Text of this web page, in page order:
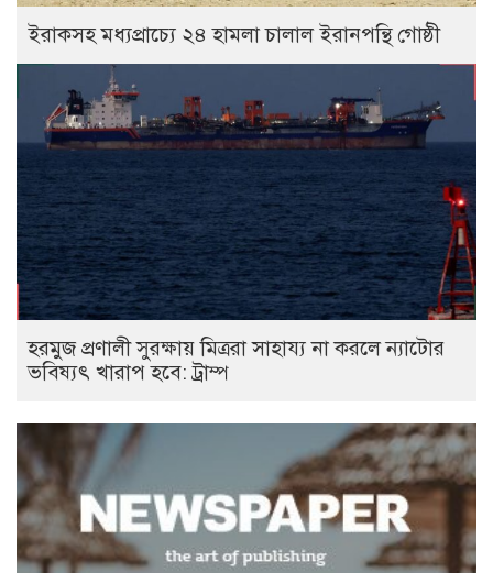
ইরাকসহ মধ্যপ্রাচ্যে ২৪ হামলা চালাল ইরানপন্থি গোষ্ঠী
হরমুজ প্রণালী সুরক্ষায় মিত্ররা সাহায্য না করলে ন্যাটোর
ভবিষ্যৎ খারাপ হবে: ট্রাম্প